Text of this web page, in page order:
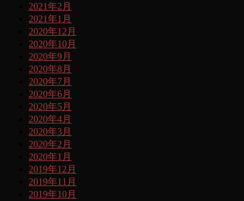
2021年2月
2021年1月
2020年12月
2020年10月
2020年9月
2020年8月
2020年7月
2020年6月
2020年5月
2020年4月
2020年3月
2020年2月
2020年1月
2019年12月
2019年11月
2019年10月